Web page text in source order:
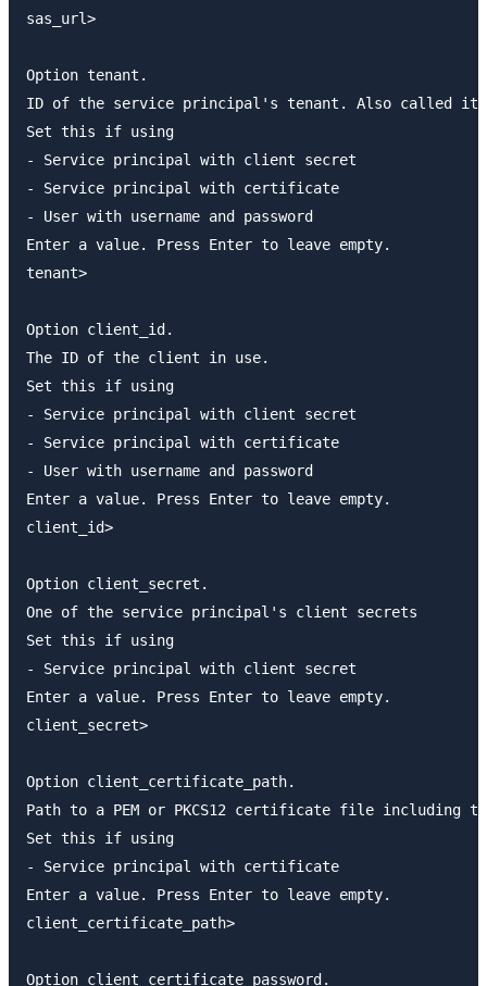
sas_url>
Option tenant.
ID of the service principal's tenant. Also called
Set this if using
- Service principal with client secret
- Service principal with certificate
- User with username and password
Enter a value. Press Enter to leave empty.
tenant>
Option client_id.
The ID of the client in use.
Set this if using
- Service principal with client secret
- Service principal with certificate
- User with username and password
Enter a value. Press Enter to leave empty.
client_id>
Option client_secret.
One of the service principal's client secrets
Set this if using
- Service principal with client secret
Enter a value. Press Enter to leave empty.
client_secret>
Option client_certificate_path.
Path to a PEM or PKCS12 certificate file including
Set this if using
- Service principal with certificate
Enter a value. Press Enter to leave empty.
client_certificate_path>
Option client_certificate_password.